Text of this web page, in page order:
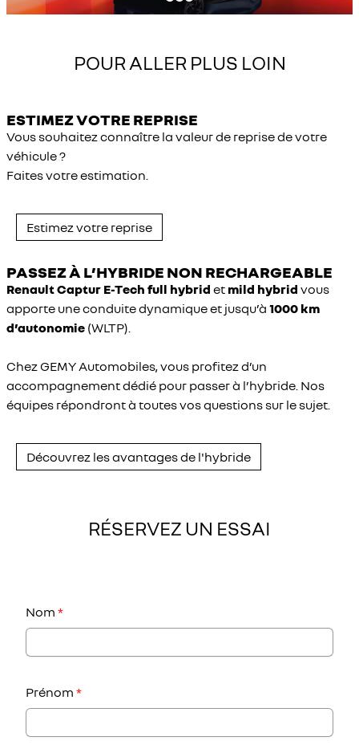
POUR ALLER PLUS LOIN
ESTIMEZ VOTRE REPRISE
Vous souhaitez connaître la valeur de reprise de votre
véhicule ?
Faites votre estimation.
Estimez votre reprise
PASSEZ À L’HYBRIDE NON RECHARGEABLE
Renault Captur E-Tech full hybrid et mild hybrid vous
apporte une conduite dynamique et jusqu’à 1000 km
d’autonomie (WLTP).
Chez GEMY Automobiles, vous profitez d’un
accompagnement dédié pour passer à l’hybride. Nos
équipes répondront à toutes vos questions sur le sujet.
Découvrez les avantages de l'hybride
RÉSERVEZ UN ESSAI
Nom *
Prénom *